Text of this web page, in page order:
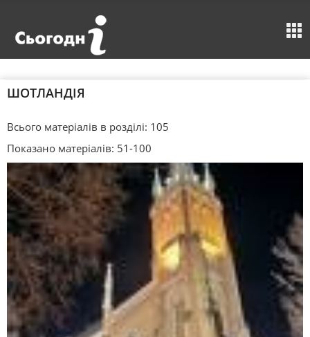
ШОТЛАНДІЯ
Всього матеріалів в розділі: 105
Показано матеріалів: 51-100